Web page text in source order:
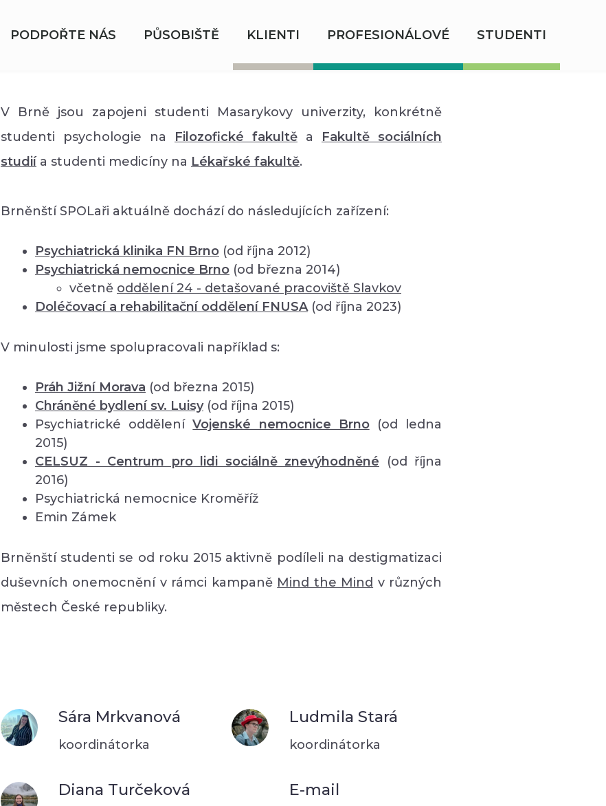
PODPOŘTE NÁS PŮSOBIŠTĚ KLIENTI PROFESIONÁLOVÉ STUDENTI
V Brně jsou zapojeni studenti Masarykovy univerzity, konkrétně
studenti psychologie na Filozofické fakultě a Fakultě sociálních
studií a studenti medicíny na Lékařské fakultě.
Brněnští SPOLaři aktuálně dochází do následujících zařízení:
Psychiatrická klinika FN Brno (od října 2012)
Psychiatrická nemocnice Brno (od března 2014)
včetně oddělení24 - detašované pracoviště Slavkov
Doléčovací a rehabilitační oddělení FNUSA (od října 2023)
V minulosti jsme spolupracovali například s:
Práh Jižní Morava (od března 2015)
Chráněné bydlení sv. Luisy (od října 2015)
Psychiatrické odděleníVojenské nemocnice Brno(od ledna
2015)
CELSUZ - Centrum pro lidi sociálně znevýhodněné
(od října
2016)
Psychiatrická nemocnice Kroměříž
Emin Zámek
Brněnští studenti se od roku 2015 aktivně podíleli na destigmatizaci
duševních onemocnění v rámci kampaně Mind the Mind v různých
městech České republiky.
Sára Mrkvanová
koordinátorka
Ludmila Stará
koordinátorka
Diana Turčeková E-mail